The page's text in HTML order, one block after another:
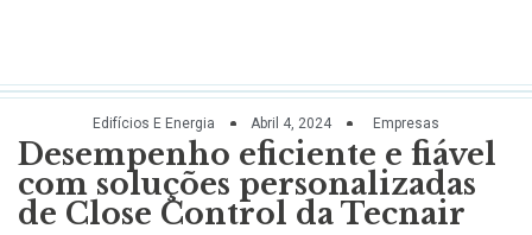
Edifícios E Energia Abril 4, 2024 Empresas
Desempenho eficiente e fiável
com soluções personalizadas
de Close Control da Tecnair